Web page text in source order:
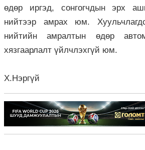
өдөр иргэд, сонгогчдын эрх
нийтээр амрах юм.
нийтийн амралтын өдөр
хязгаарлалт үйлчлэхгүй юм.
Х.Нэргүй